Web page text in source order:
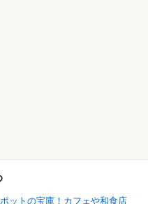
ットの宝庫！カフェや和食店